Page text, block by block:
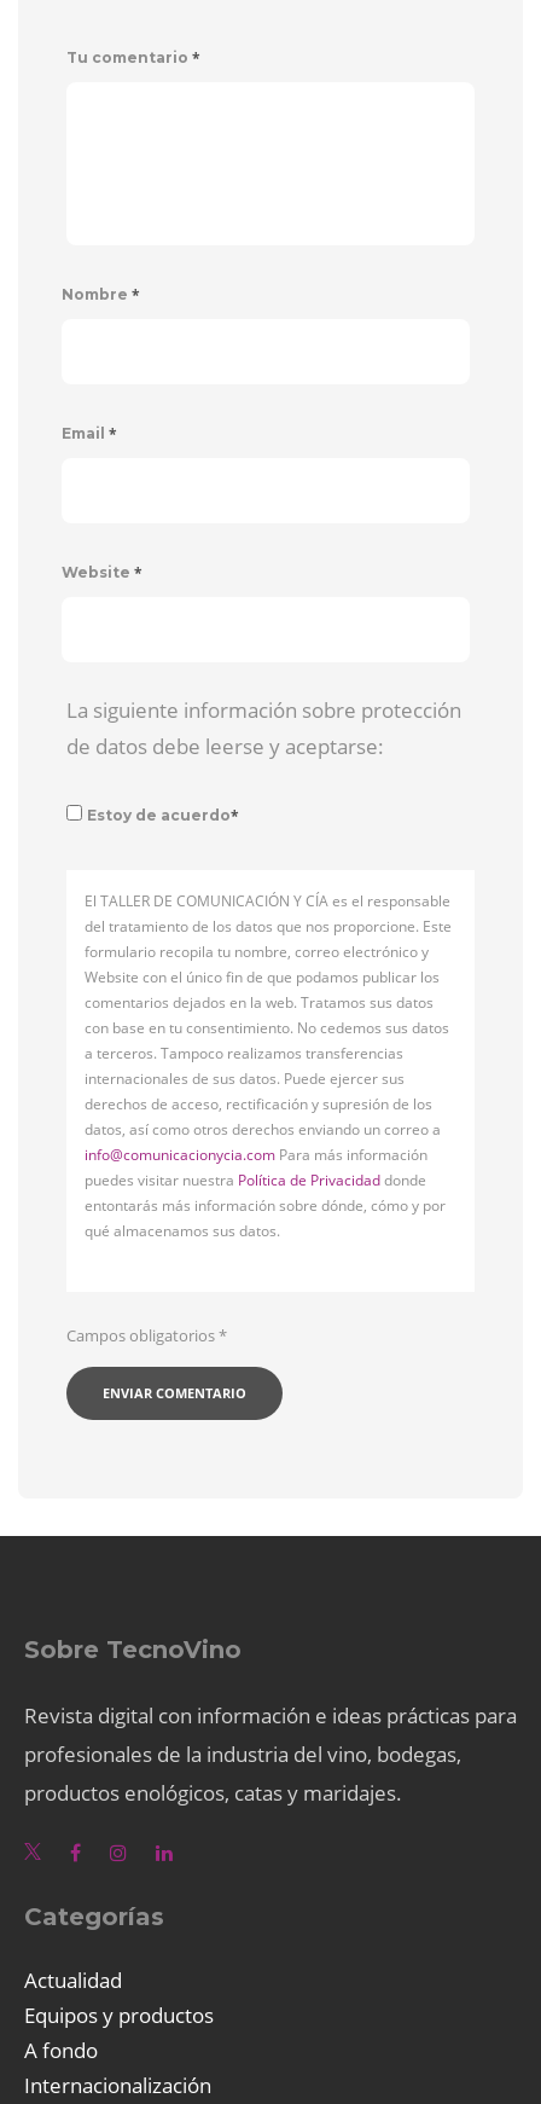
Tu comentario *
Nombre *
Email *
Website *
La siguiente información sobre protección
de datos debe leerse y aceptarse:
Estoy de acuerdo*
El TALLER DE COMUNICACIÓN Y CÍA es el responsable
del tratamiento de los datos que nos proporcione. Este
formulario recopila tu nombre, correo electrónico y
Website con el único fin de que podamos publicar los
comentarios dejados en la web. Tratamos sus datos
con base en tu consentimiento. No cedemos sus datos
a terceros. Tampoco realizamos transferencias
internacionales de sus datos. Puede ejercer sus
derechos de acceso, rectificación y supresión de los
datos, así como otros derechos enviando un correo a
info@comunicacionycia.com Para más información
puedes visitar nuestra Política de Privacidaddonde
entontarás más información sobre dónde, cómo y por
qué almacenamos sus datos.
Campos obligatorios*
Sobre TecnoVino
Revista digital con información e ideas prácticas para
profesionales de la industria del vino, bodegas,
productos enológicos, catas y maridajes.
Categorías
Actualidad
Equipos y productos
A fondo
Internacionalización